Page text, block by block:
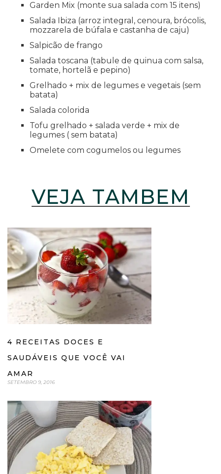
Garden Mix (monte sua salada com 15 itens)
Salada Ibiza (arroz integral, cenoura, brócolis,
mozzarela de búfala e castanha de caju)
Salpicão de frango
Salada toscana (tabule de quinua com salsa,
tomate, hortelã e pepino)
Grelhado + mix de legumes e vegetais (sem
batata)
Salada colorida
Tofu grelhado + salada verde + mix de
legumes ( sem batata)
Omelete com cogumelos ou legumes
VEJA TAMBÉM
4 RECEITAS DOCES E
SAUDÁVEIS QUE VOCÊ VAI
AMAR
SETEMBRO 9, 2016